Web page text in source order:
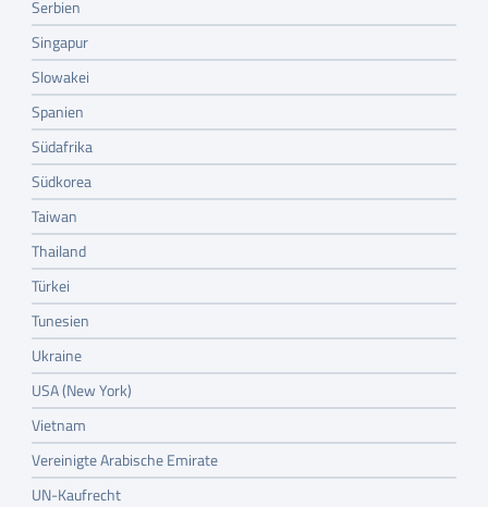
Serbien
Singapur
Slowakei
Spanien
Südafrika
Südkorea
Taiwan
Thailand
Türkei
Tunesien
Ukraine
USA (New York)
Vietnam
Vereinigte Arabische Emirate
UN-Kaufrecht